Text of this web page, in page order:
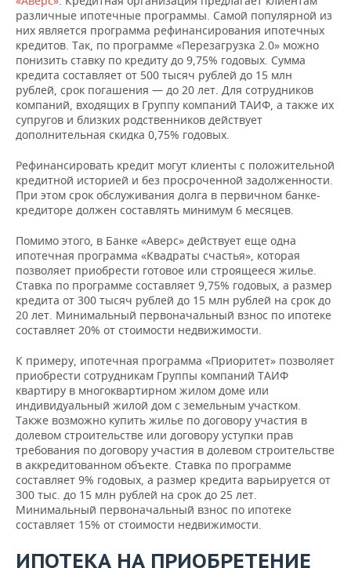
различные ипотечные программы. Самой популярной из
них является программа рефинансирования ипотечных
кредитов. Так, по программе «Перезагрузка 2.0» можно
понизить ставку по кредиту до 9,75% годовых. Сумма
кредита составляет от 500 тысяч рублей до 15 млн
рублей, срок погашения — до 20 лет. Для сотрудников
компаний, входящих в Группу компаний ТАИФ, а также их
супругов и близких родственников действует
дополнительная скидка 0,75% годовых.
Рефинансировать кредит могут клиенты с положительной
кредитной историей и без просроченной задолженности.
При этом срок обслуживания долга в первичном банке-
кредиторе должен составлять минимум 6 месяцев.
Помимо этого, в Банке «Аверс» действует еще одна
ипотечная программа «Квадраты счастья», которая
позволяет приобрести готовое или строящееся жилье.
Ставка по программе составляет 9,75% годовых, а размер
кредита от 300 тысяч рублей до 15 млн рублей на срок до
20 лет. Минимальный первоначальный взнос по ипотеке
составляет 20% от стоимости недвижимости.
К примеру, ипотечная программа «Приоритет» позволяет
приобрести сотрудникам Группы компаний ТАИФ
квартиру в многоквартирном жилом доме или
индивидуальный жилой дом с земельным участком.
Также возможно купить жилье по договору участия в
долевом строительстве или договору уступки прав
требования по договору участия в долевом строительстве
в аккредитованном объекте. Ставка по программе
составляет 9% годовых, а размер кредита варьируется от
300 тыс. до 15 млн рублей на срок до 25 лет.
Минимальный первоначальный взнос по ипотеке
составляет 15% от стоимости недвижимости.
ИПОТЕКА НА ПРИОБРЕТЕНИЕ